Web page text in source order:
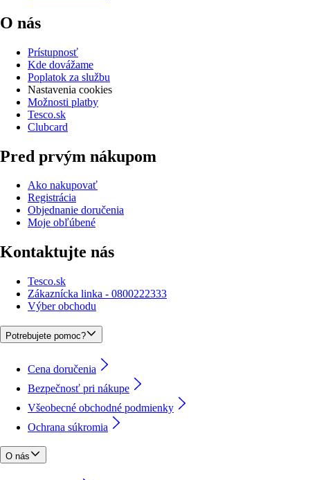
O nás
Prístupnosť
Kde dovážame
Poplatok za službu
Nastavenia cookies
Možnosti platby
Tesco.sk
Clubcard
Pred prvým nákupom
Ako nakupovať
Registrácia
Objednanie doručenia
Moje obľúbené
Kontaktujte nás
Tesco.sk
Zákaznícka linka - 0800222333
Výber obchodu
Potrebujete pomoc?
Cena doručenia
Bezpečnosť pri nákupe
Všeobecné obchodné podmienky
Ochrana súkromia
O nás